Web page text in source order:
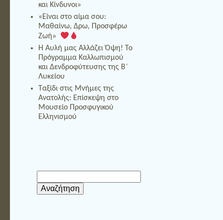
και Κίνδυνοι»
«Είναι στο αίμα σου:
Μαθαίνω, Δρω, Προσφέρω
Ζωή»
Η Αυλή μας Αλλάζει Όψη! Το
Πρόγραμμα Καλλωπισμού
και Δενδροφύτευσης της Β΄
Λυκείου
Ταξίδι στις Μνήμες της
Ανατολής: Επίσκεψη στο
Μουσείο Προσφυγικού
Ελληνισμού
για: